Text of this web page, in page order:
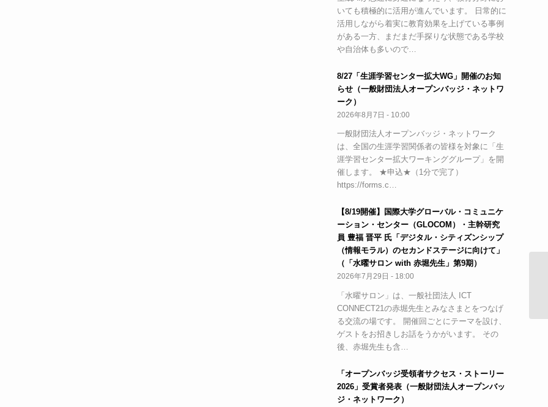
いても積極的に活用が進んでいます。 日常的に
活用しながら着実に教育効果を上げている事例
がある一方、まだまだ手探りな状態である学校
や自治体も多いので…
8/27「生涯学習センター拡大WG」開催のお知
らせ（一般財団法人オープンバッジ・ネットワ
ーク）
2026年8月7日 - 10:00
一般財団法人オープンバッジ・ネットワーク
は、全国の生涯学習関係者の皆様を対象に「生
涯学習センター拡大ワーキンググループ」を開
催します。 ★申込★（1分で完了）
https://forms.c…
【8/19開催】国際大学グローバル・コミュニケ
ーション・センター（GLOCOM）・主幹研究
員 豊福 晋平 氏「デジタル・シティズンシップ
（情報モラル）のセカンドステージに向けて」
（「水曜サロン with 赤堀先生」第9期）
2026年7月29日 - 18:00
「水曜サロン」は、一般社団法人 ICT
CONNECT21の赤堀先生とみなさまとをつなげ
る交流の場です。 開催回ごとにテーマを設け、
ゲストをお招きしお話をうかがいます。 その
後、赤堀先生も含…
「オープンバッジ受領者サクセス・ストーリー
2026」受賞者発表（一般財団法人オープンバッ
ジ・ネットワーク）